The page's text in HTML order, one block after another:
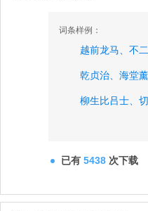
词条样例：
越前龙马、 不
乾贞治、 海堂薰
柳生比吕士、
已有 5438 次下载